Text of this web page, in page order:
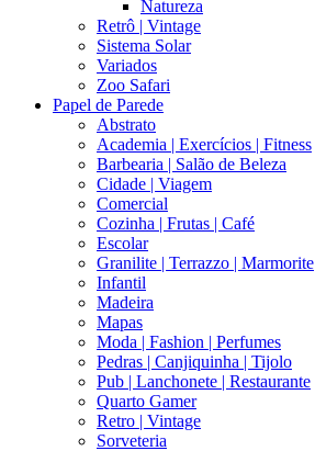
Natureza
Retrô | Vintage
Sistema Solar
Variados
Zoo Safari
Papel de Parede
Abstrato
Academia | Exercícios | Fitness
Barbearia | Salão de Beleza
Cidade | Viagem
Comercial
Cozinha | Frutas | Café
Escolar
Granilite | Terrazzo | Marmorite
Infantil
Madeira
Mapas
Moda | Fashion | Perfumes
Pedras | Canjiquinha | Tijolo
Pub | Lanchonete | Restaurante
Quarto Gamer
Retro | Vintage
Sorveteria